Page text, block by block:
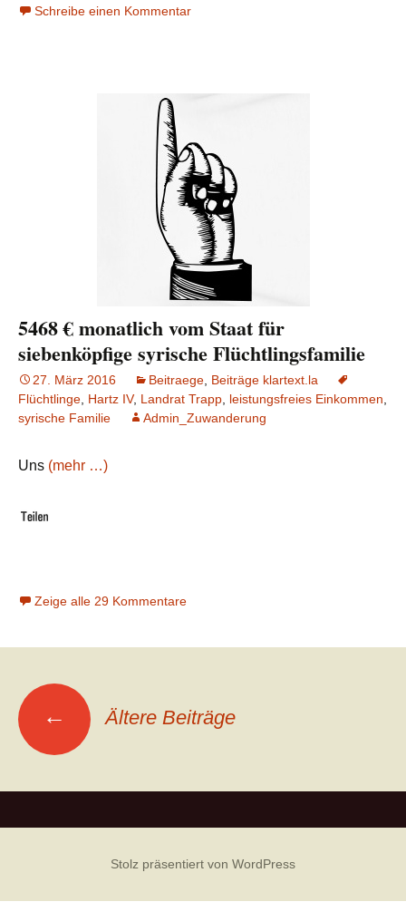
Schreibe einen Kommentar
5468 € monatlich vom Staat für
siebenköpfige syrische Flüchtlingsfamilie
27. März 2016 Beitraege, Beiträge klartext.la
Flüchtlinge, Hartz IV, Landrat Trapp, leistungsfreies Einkommen,
syrische Familie
Admin_Zuwanderung
Uns (mehr …)
Zeige alle 29 Kommentare
Beitrags-
Navigation
← Ältere Beiträge
Stolz präsentiert von WordPress